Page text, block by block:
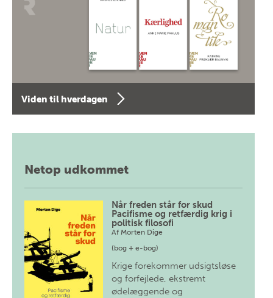
Viden til hverdagen
Netop udkommet
Når freden står for skud
Pacifisme og retfærdig krig i
politisk filosofi
Af Morten Dige
(bog + e-bog)
Krige forekommer udsigtsløse
og forfejlede, ekstremt
ødelæggende og